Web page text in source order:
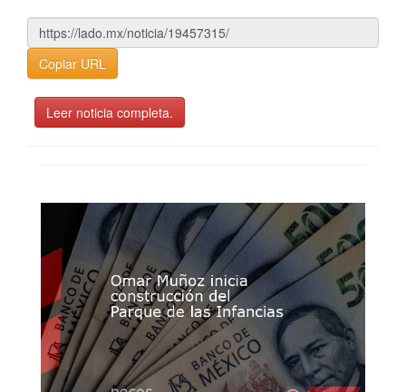
Copiar URL
Leer noticia completa.